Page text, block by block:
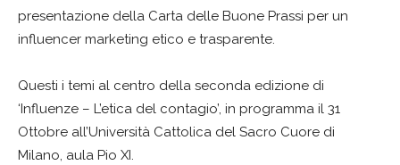
presentazione della Carta delle Buone Prassi per un
influencer marketing etico e trasparente.
Questi i temi al centro della seconda edizione di
‘Influenze – L’etica del contagio’, in programma il 31
Ottobre all’Università Cattolica del Sacro Cuore di
Milano, aula Pio XI.